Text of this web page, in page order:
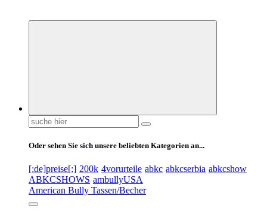
Suchen
nach:
Oder sehen Sie sich unsere beliebten Kategorien an...
[:de]preise[:] 200k 4vorurteile abkc abkcserbia abkcshow
ABKCSHOWS ambullyUSA
American Bully Tassen/Becher